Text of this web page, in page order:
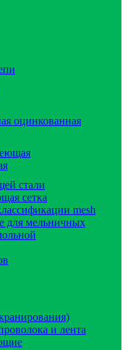
оцинкованная
стали
сетка
mesh
для мельничных
и лента